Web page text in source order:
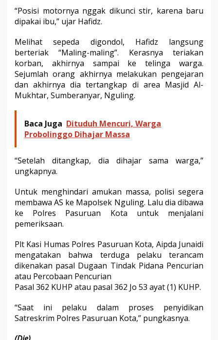
“Posisi motornya nggak dikunci stir, karena baru
dipakai ibu,” ujar Hafidz.
Melihat sepeda digondol, Hafidz langsung
berteriak “Maling-maling”. Kerasnya teriakan
korban, akhirnya sampai ke telinga warga.
Sejumlah orang akhirnya melakukan pengejaran
dan akhirnya dia tertangkap di area Masjid Al-
Mukhtar, Sumberanyar, Nguling.
Baca Juga Dituduh Mencuri, Warga
Probolinggo Dihajar Massa
“Setelah ditangkap, dia dihajar sama warga,”
ungkapnya.
Untuk menghindari amukan massa, polisi segera
membawa AS ke Mapolsek Nguling. Lalu dia dibawa
ke Polres Pasuruan Kota untuk menjalani
pemeriksaan.
Plt Kasi Humas Polres Pasuruan Kota, Aipda Junaidi
mengatakan bahwa terduga pelaku terancam
dikenakan pasal Dugaan Tindak Pidana Pencurian
atau Percobaan Pencurian
Pasal 362 KUHP atau pasal 362 Jo 53 ayat (1) KUHP.
“Saat ini pelaku dalam proses penyidikan
Satreskrim Polres Pasuruan Kota,” pungkasnya.